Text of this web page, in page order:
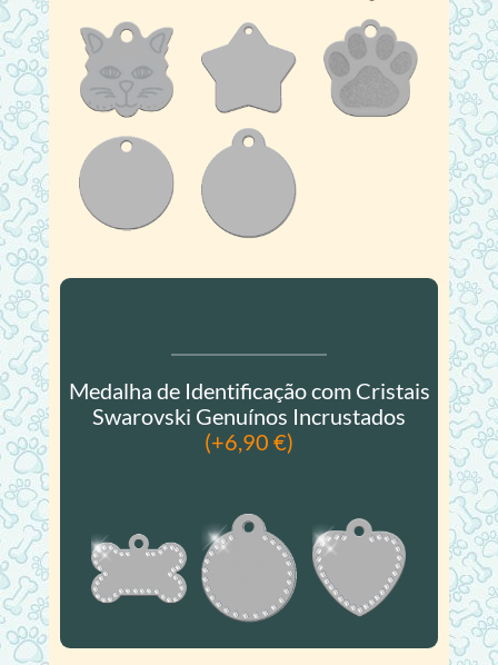
Medalha de Identificação com Cristais
Swarovski Genuínos Incrustados
(+6,90 €)